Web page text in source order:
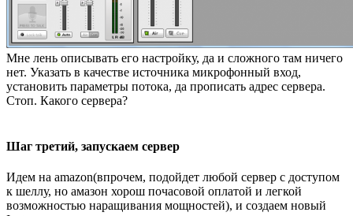
Мне лень описывать его настройку, да и сложного там ничего
нет. Указать в качестве источника микрофонный вход,
установить параметры потока, да прописать адрес сервера.
Стоп. Какого сервера?
Шаг третий, запускаем сервер
Идем на amazon(впрочем, подойдет любой сервер с доступом
к шеллу, но амазон хорош почасовой оплатой и легкой
возможностью наращивания мощностей), и создаем новый